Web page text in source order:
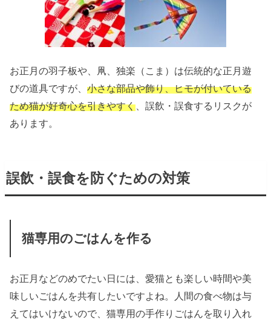
お正月の羽子板や、凧、独楽（こま）は伝統的な正月遊
びの道具ですが、小さな部品や飾り、ヒモが付いている
ため猫が好奇心を引きやすく 、誤飲・誤食するリスクが
あります。
誤飲・誤食を防ぐための対策
猫専用のごはんを作る
お正月などのめでたい日には、愛猫とも楽しい時間や美
味しいごはんを共有したいですよね。人間の食べ物は与
えてはいけないので、猫専用の手作りごはんを取り入れ